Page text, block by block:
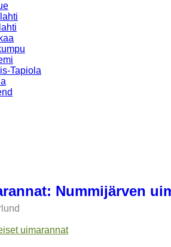
Tapiola
Nummijärven
uimarannat